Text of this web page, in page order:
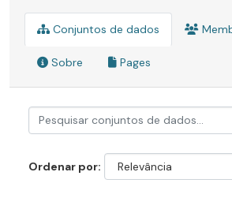
Conjuntos de dados
Sobre Pages
Ordenar por